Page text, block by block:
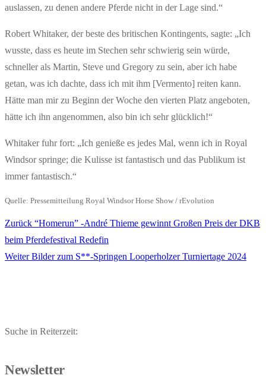
auslassen, zu denen andere Pferde nicht in der Lage sind.“
Robert Whitaker, der beste des britischen Kontingents, sagte: „Ich
wusste, dass es heute im Stechen sehr schwierig sein würde,
schneller als Martin, Steve und Gregory zu sein, aber ich habe
getan, was ich dachte, dass ich mit ihm [Vermento] reiten kann.
Hätte man mir zu Beginn der Woche den vierten Platz angeboten,
hätte ich ihn angenommen, also bin ich sehr glücklich!“
Whitaker fuhr fort: „Ich genieße es jedes Mal, wenn ich in Royal
Windsor springe; die Kulisse ist fantastisch und das Publikum ist
immer fantastisch.“
Quelle: Pressemitteilung Royal Windsor Horse Show / rEvolution
Beitragsnavigation
Zurück Vorheriger
Beitrag:
“Homerun” -André Thieme gewinnt Großen Preis der DKB
beim Pferdefestival Redefin
Weiter Nächster
Bilder zum S**-Springen Looperholzer Turniertage 2024
Suche in Reiterzeit:
Newsletter